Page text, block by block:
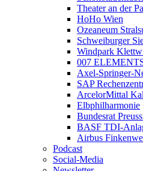
Theater an der
HoHo Wien
Ozeaneum
Schweiburger
Windpark
007
Axel-Springer-
SAP
ArcelorMittal
Elbphilharmonie
Bundesrat
BASF TDI-
Airbus
Podcast
Social-Media